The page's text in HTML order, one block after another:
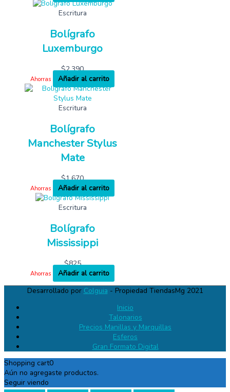
Escritura
Bolígrafo
Luxemburgo
$2,390
Ahorras Añadir al carrito
Escritura
Bolígrafo
Manchester Stylus
Mate
$1,670
Ahorras
Añadir al carrito
Escritura
Bolígrafo
Mississippi
$825
Ahorras
Añadir al carrito
Desarrollado por Colguia - Propiedad TiendasMg 2021
Inicio
Talonarios
Precios Manillas y Marquillas
Esferos
Gran Formato Digital
Shopping cart0
Aún no agregaste productos.
Seguir viendo